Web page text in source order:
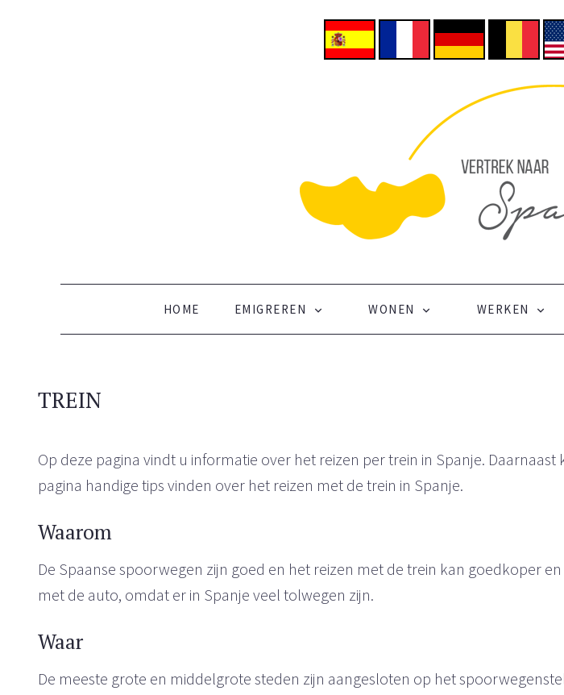
Vertrek naar Spanje
SKIP TO CONTENT
HOME EMIGREREN WONEN WERKEN
TREIN
Op deze pagina vindt u informatie over het reizen per trein in Spanje. Daarnaast
pagina handige tips vinden over het reizen met de trein in Spanje.
Waarom
De Spaanse spoorwegen zijn goed en het reizen met de trein kan goedkoper
met de auto, omdat er in Spanje veel tolwegen zijn.
Waar
De meeste grote en middelgrote steden zijn aangesloten op het